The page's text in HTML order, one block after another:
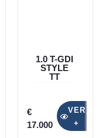
1.0 T-GDI
STYLE
TT
€
17.000
VER
+